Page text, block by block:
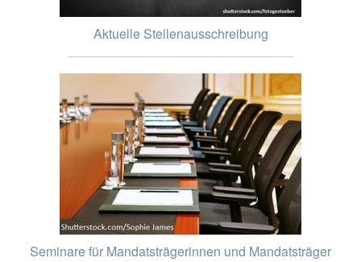
Aktuelle Stellenausschreibung
Seminare für Mandatsträgerinnen und Mandatsträger